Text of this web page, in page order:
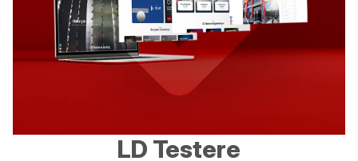
LD Testere